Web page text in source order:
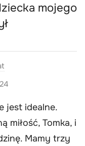
mojego
jest idealne.
miłość, Tomka, i
Mamy trzy